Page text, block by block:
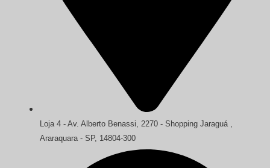
Loja 4 - Av. Alberto Benassi, 2270 - Shopping Jaraguá ,
Araraquara - SP, 14804-300